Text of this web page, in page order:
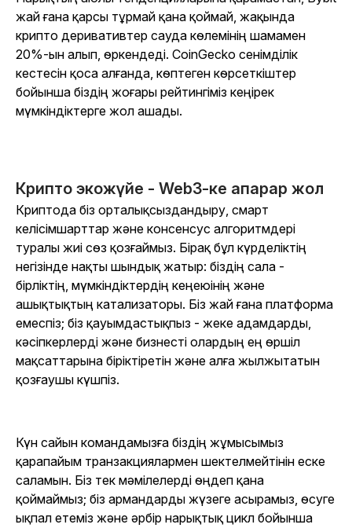
жай ғана қарсы тұрмай қана қоймай, жақында
крипто деривативтер сауда көлемінің шамамен
20%-ын алып, өркендеді. CoinGecko сенімділік
кестесін қоса алғанда, көптеген көрсеткіштер
бойынша біздің жоғары рейтингіміз кеңірек
мүмкіндіктерге жол ашады.
Крипто экожүйе - Web3-ке апарар жол
Криптода біз орталықсыздандыру, смарт
келісімшарттар және консенсус алгоритмдері
туралы жиі сөз қозғаймыз. Бірақ бұл күрделіктің
негізінде нақты шындық жатыр: біздің сала -
бірліктің, мүмкіндіктердің кеңеюінің және
ашықтықтың катализаторы. Біз жай ғана платформа
емеспіз; біз қауымдастықпыз - жеке адамдарды,
кәсіпкерлерді және бизнесті олардың ең өршіл
мақсаттарына біріктіретін және алға жылжытатын
қозғаушы күшпіз.
Күн сайын командамызға біздің жұмысымыз
қарапайым транзакциялармен шектелмейтінін еске
саламын. Біз тек мәмілелерді өңдеп қана
қоймаймыз; біз армандарды жүзеге асырамыз, өсуге
ықпал етеміз және әрбір нарықтық цикл бойынша